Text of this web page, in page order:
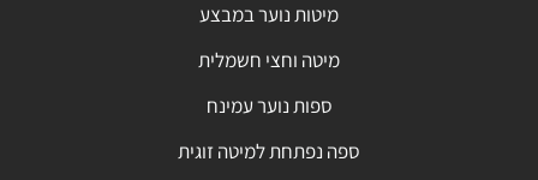
מיטות נוער במבצע
מיטה וחצי חשמלית
ספות נוער עמינח
ספה נפתחת למיטה זוגית